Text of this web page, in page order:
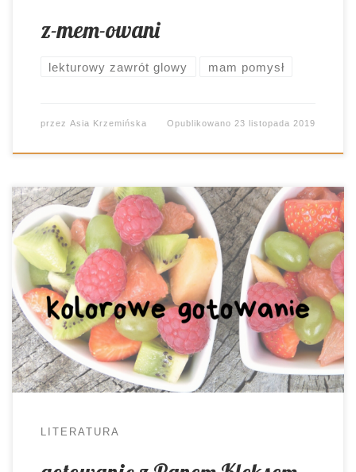
z-mem-owani
lekturowy zawrót glowy mam pomysł
przez Asia Krzemińska Opublikowano 23 listopada 2019
Lubię omawiać książki, które oddziałują na wiele
zmysłów. Tym jest to istotniejsze, im młodsi
uczniowie zabierają się ze mną w lekturową
podróż. A jeśli naszym pierwszym, wspólnym
tytułem jest “Akademia Pana Kleksa”, można
spodziewać się totalnego szaleństwa. Lekcja
kleksografii, geografia z globusem zamiast piłki
czy wyplatanie liter to tylko niektóre […]
LITERATURA